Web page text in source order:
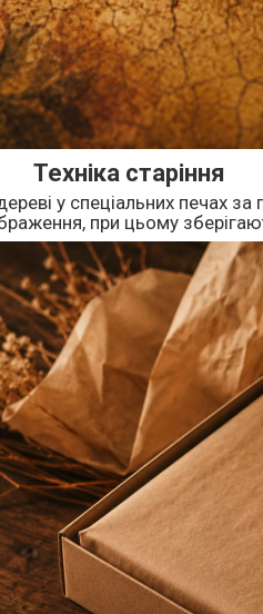
Техніка старіння
у спеціальних печах за
при цьому